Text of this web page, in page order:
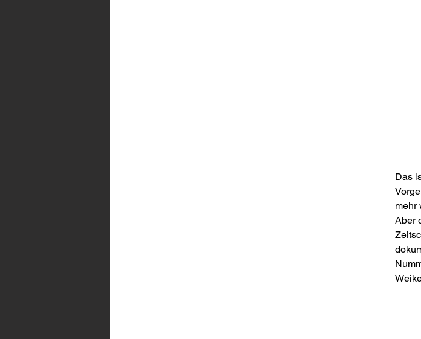
Das
mehr
Aber